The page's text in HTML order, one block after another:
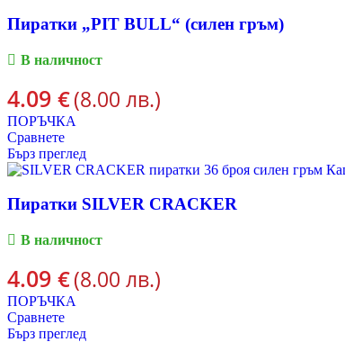
Пиратки „PIT BULL“ (силен гръм)
В наличност
4.09 €(8.00 лв.)
ПОРЪЧКА
Сравнете
Бърз преглед
Пиратки SILVER CRACKER
В наличност
4.09 €(8.00 лв.)
ПОРЪЧКА
Сравнете
Бърз преглед